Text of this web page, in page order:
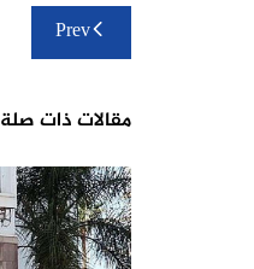
تصفّح
المقالات
Prev
مقالات ذات صلة